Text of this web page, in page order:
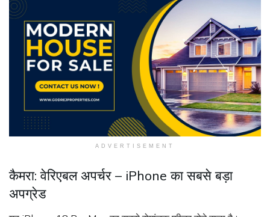
ADVERTISEMENT
कैमरा: वेरिएबल अपर्चर – iPhone का सबसे बड़ा
अपग्रेड